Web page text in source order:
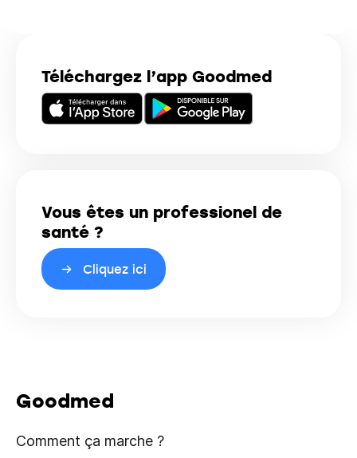
Téléchargez l’app Goodmed
Vous êtes un professionel de
santé ?
Cliquez ici
Goodmed
Comment ça marche ?